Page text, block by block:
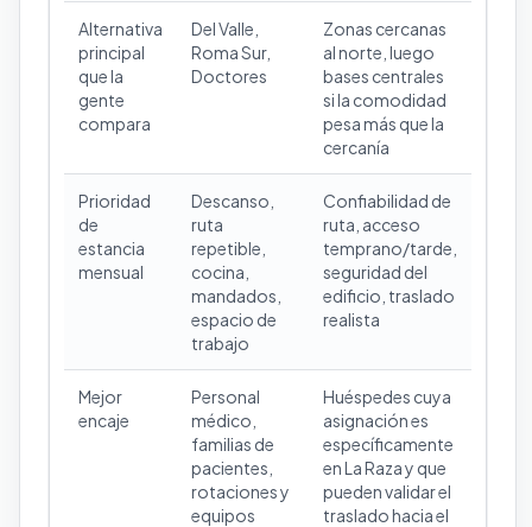
Alternativa
principal
que la
gente
compara
Del Valle,
Roma Sur,
Doctores
Zonas cercanas
al norte, luego
bases centrales
si la comodidad
pesa más que la
cercanía
Prioridad
de
estancia
mensual
Descanso,
ruta
repetible,
cocina,
mandados,
espacio de
trabajo
Confiabilidad de
ruta, acceso
temprano/tarde,
seguridad del
edificio, traslado
realista
Mejor
encaje
Personal
médico,
familias de
pacientes,
rotaciones y
equipos
Huéspedes cuya
asignación es
específicamente
en La Raza y que
pueden validar el
traslado hacia el